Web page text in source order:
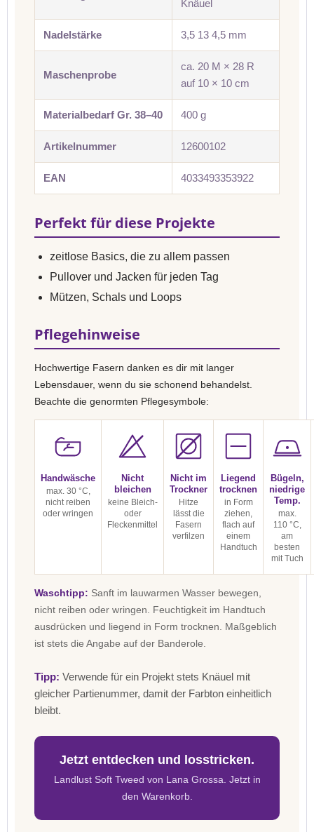
Knäuel
Nadelstärke 3,5 13 4,5 mm
Maschenprobe
ca. 20 M × 28 R
auf 10 × 10 cm
Materialbedarf Gr. 38–40 400 g
Artikelnummer 12600102
EAN 4033493353922
Perfekt für diese Projekte
zeitlose Basics, die zu allem passen
Pullover und Jacken für jeden Tag
Mützen, Schals und Loops
Pflegehinweise
Hochwertige Fasern danken es dir mit langer
Lebensdauer, wenn du sie schonend behandelst.
Beachte die genormten Pflegesymbole:
Handwäsche
max. 30 °C,
nicht reiben
oder wringen
Nicht
bleichen
keine Bleich-
oder
Fleckenmittel
Nicht im
Trockner
Hitze
lässt die
Fasern
verfilzen
Liegend
trocknen
in Form
ziehen,
flach auf
einem
Handtuch
Bügeln,
niedrige
Temp.
max.
110 °C,
am
besten
mit Tuch
Waschtipp: Sanft im lauwarmen Wasser bewegen,
nicht reiben oder wringen. Feuchtigkeit im Handtuch
ausdrücken und liegend in Form trocknen. Maßgeblich
ist stets die Angabe auf der Banderole.
Tipp: Verwende für ein Projekt stets Knäuel mit
gleicher Partienummer, damit der Farbton einheitlich
bleibt.
Jetzt entdecken und losstricken.
Landlust Soft Tweed von Lana Grossa. Jetzt in
den Warenkorb.